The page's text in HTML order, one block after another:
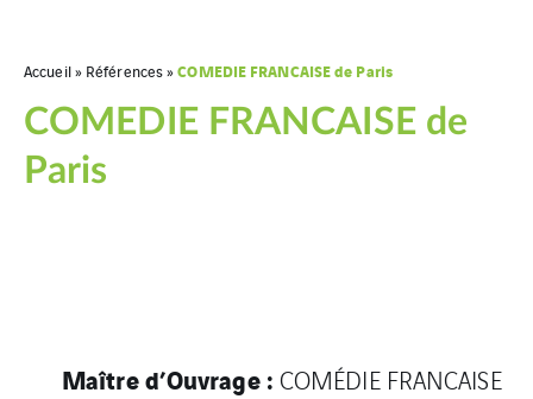
Accueil» Références»COMEDIE FRANCAISE de Paris
COMEDIE FRANCAISE de
Paris
Maître d’Ouvrage : COMÉDIE FRANCAISE